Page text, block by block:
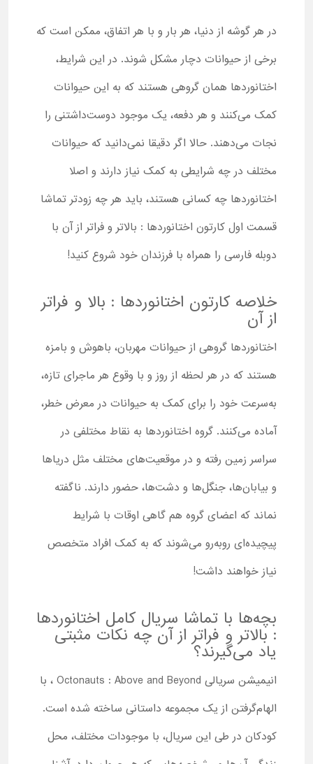
در هر گوشه از دنیا، هر بار و با هر اتفاق، ممکن است که
برخی از حیوانات دچار مشکل شوند. در این شرایط،
اختانوردها همان گروهی هستند که به این حیوانات
کمک می‌کنند و هر دفعه، یک موجود دوست‌داشتنی را
نجات می‌دهند. حالا اگر دقیقا نمی‌دانید که حیوانات
مختلف در چه شرایطی به کمک نیاز دارند و اصلا
اختانوردها چه کسانی هستند، باید هر چه زودتر تماشا
قسمت اول کارتون اختانوردها : بالاتر و فراتر از آن با
دوبله فارسی را همراه با فرزندان خود شروع کنید!
خلاصه کارتون اختانوردها : بالا و فراتر
از آن
اختانوردها گروهی از حیوانات مهربان، باهوش و بامزه
هستند که در هر لحظه از روز و با وقوع هر ماجرای تازه،
به‌سرعت خود را برای کمک به حیوانات در معرض خطر،
آماده می‌کنند. گروه اختانوردها به نقاط مختلفی در
سراسر زمین رفته و در موقعیت‌های مختلف مثل دریاها
و بیابان‌ها، جنگل‌ها و دشت‌ها، حضور دارند. ناگفته
نماند که اعضای گروه هم گاهی اوقات با شرایط
پیچیده‌ای روبه‌رو می‌شوند که به کمک افراد متخصص
نیاز خواهند داشت!
بچه‌ها با تماشا سریال کامل اختانوردها
: بالاتر و فراتر از آن چه نکات مثبتی
یاد می‌گیرند؟
انیمیشن سریالی Octonauts : Above and Beyond ، با
الهام‌گرفتن از یک مجموعه داستانی ساخته شده است.
کودکان در طی این سریال، با موجودات مختلف، محل